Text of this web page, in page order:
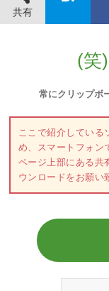
共有
(笑
常にクリップボ
ここで紹介している
め、スマートフォン
ページ上部にある共
ウンロードをお願い